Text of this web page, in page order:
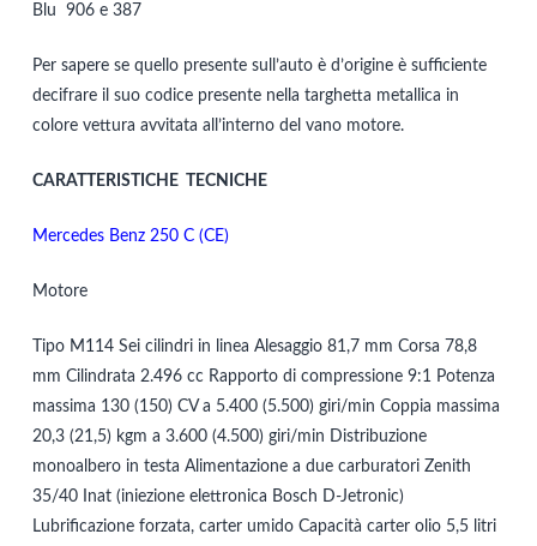
Blu 906 e 387
Per sapere se quello presente sull’auto è d’origine è sufficiente
decifrare il suo codice presente nella targhetta metallica in
colore vettura avvitata all’interno del vano motore.
CARATTERISTICHE TECNICHE
Mercedes Benz 250 C (CE)
Motore
Tipo M114 Sei cilindri in linea Alesaggio 81,7 mm Corsa 78,8
mm Cilindrata 2.496 cc Rapporto di compressione 9:1 Potenza
massima 130 (150) CV a 5.400 (5.500) giri/min Coppia massima
20,3 (21,5) kgm a 3.600 (4.500) giri/min Distribuzione
monoalbero in testa Alimentazione a due carburatori Zenith
35/40 Inat (iniezione elettronica Bosch D-Jetronic)
Lubrificazione forzata, carter umido Capacità carter olio 5,5 litri